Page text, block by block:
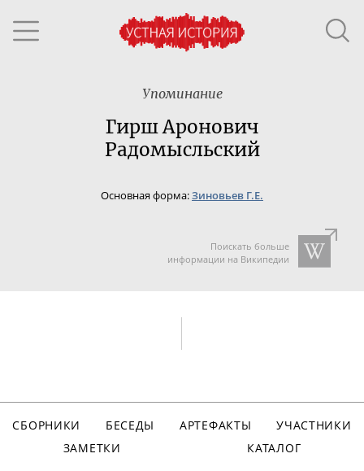
Упоминание
Гирш Аронович
Радомысльский
Основная форма:Зиновьев Г.Е.
Поискать больше
информации на Википедии
СБОРНИКИ БЕСЕДЫ АРТЕФАКТЫ
УЧАСТНИКИ
ЗАМЕТКИ
КАТАЛОГ